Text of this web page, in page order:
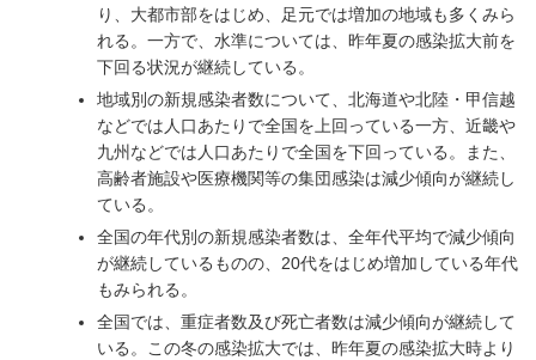
り、大都市部をはじめ、足元では増加の地域も多くみら
れる。一方で、水準については、昨年夏の感染拡大前を
下回る状況が継続している。
地域別の新規感染者数について、北海道や北陸・甲信越
などでは人口あたりで全国を上回っている一方、近畿や
九州などでは人口あたりで全国を下回っている。また、
高齢者施設や医療機関等の集団感染は減少傾向が継続し
ている。
全国の年代別の新規感染者数は、全年代平均で減少傾向
が継続しているものの、20代をはじめ増加している年代
もみられる。
全国では、重症者数及び死亡者数は減少傾向が継続して
いる。この冬の感染拡大では、昨年夏の感染拡大時より